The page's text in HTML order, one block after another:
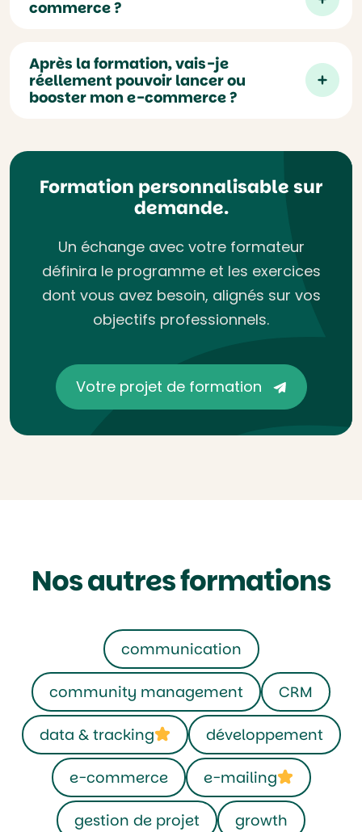
commerce ?
Après la formation, vais-je
réellement pouvoir lancer ou
booster mon e-commerce ?
Formation personnalisable sur
demande.
Un échange avec votre formateur
définira le programme et les exercices
dont vous avez besoin, alignés sur vos
objectifs professionnels.
Votre projet de formation
Nos autres formations
communication
community management CRM
data & tracking développement
e-commerce e-mailing
gestion de projet growth